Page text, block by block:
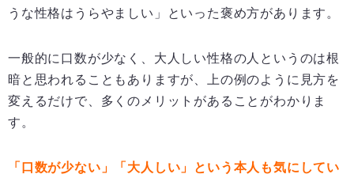
うな性格はうらやましい」といった褒め方があります。
一般的に口数が少なく、大人しい性格の人というのは根
暗と思われることもありますが、上の例のように見方を
変えるだけで、多くのメリットがあることがわかりま
す。
「口数が少ない」「大人しい」という本人も気にしてい